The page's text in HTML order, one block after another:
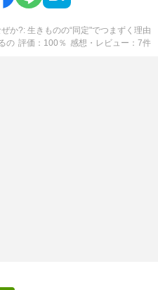
か?: 生きものの“同定"でつまずく理由
の 評価 100 ％ 感想・レビュー 7件